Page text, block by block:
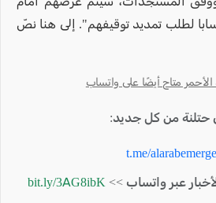
لطلب تمديد توقيفهم". إلى هنا نصّ
الأحمر متاح أيضًا على واتساب
حتلنة من كل جديد:
t.me/
عبر واتساب >> bit.ly/3AG8ibK